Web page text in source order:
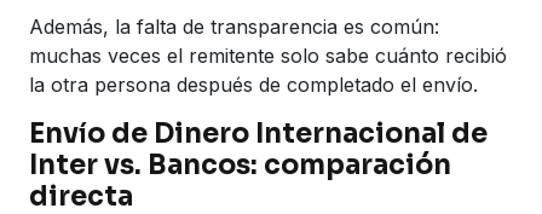
Además, la falta de transparencia es común:
muchas veces el remitente solo sabe cuánto recibió
la otra persona después de completado el envío.
Envío de Dinero Internacional de
Inter vs. Bancos: comparación
directa